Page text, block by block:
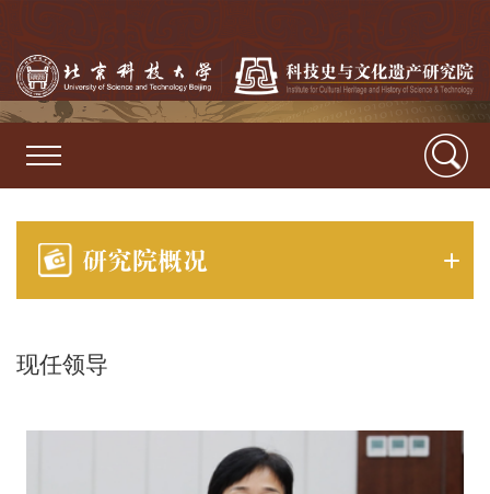
研究院概况
现任领导